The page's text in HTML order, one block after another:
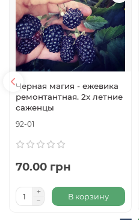
Черная магия - ежевика
ремонтантная. 2х летние
саженцы
92-01
70.00 грн
В корзину